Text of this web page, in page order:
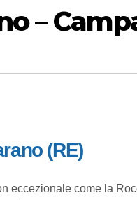
–
(RE)
eccezionale come la